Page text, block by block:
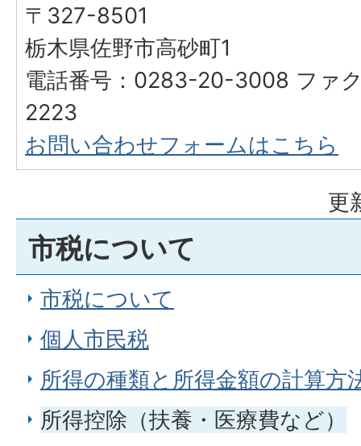
〒327-8501
栃木県佐野市高砂町1
電話番号：0283-20-3008 ファ
2223
お問い合わせフォームはこちら
更
市税について
市税について
個人市民税
所得の種類と所得金額の計算方
所得控除（扶養・医療費など）